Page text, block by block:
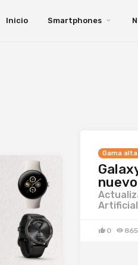
Inicio Smartphones
Gama
Artificial
0 865